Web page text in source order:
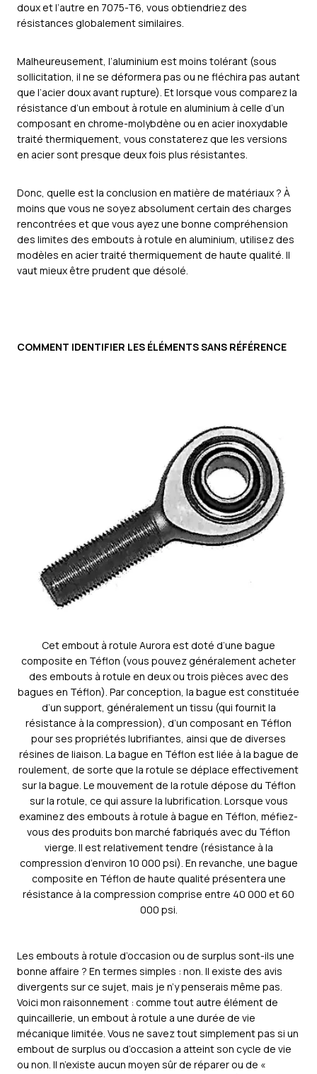
doux et l’autre en 7075-T6, vous obtiendriez des
résistances globalement similaires.
Malheureusement, l’aluminium est moins tolérant (sous
sollicitation, il ne se déformera pas ou ne fléchira pas autant
que l’acier doux avant rupture). Et lorsque vous comparez la
résistance d’un embout à rotule en aluminium à celle d’un
composant en chrome-molybdène ou en acier inoxydable
traité thermiquement, vous constaterez que les versions
en acier sont presque deux fois plus résistantes.
Donc, quelle est la conclusion en matière de matériaux ? À
moins que vous ne soyez absolument certain des charges
rencontrées et que vous ayez une bonne compréhension
des limites des embouts à rotule en aluminium, utilisez des
modèles en acier traité thermiquement de haute qualité. Il
vaut mieux être prudent que désolé.
COMMENT IDENTIFIER LES ÉLÉMENTS SANS RÉFÉRENCE
Cet embout à rotule Aurora est doté d’une bague
composite en Téflon (vous pouvez généralement acheter
des embouts à rotule en deux ou trois pièces avec des
bagues en Téflon). Par conception, la bague est constituée
d’un support, généralement un tissu (qui fournit la
résistance à la compression), d’un composant en Téflon
pour ses propriétés lubrifiantes, ainsi que de diverses
résines de liaison. La bague en Téflon est liée à la bague de
roulement, de sorte que la rotule se déplace effectivement
sur la bague. Le mouvement de la rotule dépose du Téflon
sur la rotule, ce qui assure la lubrification. Lorsque vous
examinez des embouts à rotule à bague en Téflon, méfiez-
vous des produits bon marché fabriqués avec du Téflon
vierge. Il est relativement tendre (résistance à la
compression d’environ 10 000 psi). En revanche, une bague
composite en Téflon de haute qualité présentera une
résistance à la compression comprise entre 40 000 et 60
000 psi.
Les embouts à rotule d’occasion ou de surplus sont-ils une
bonne affaire ? En termes simples : non. Il existe des avis
divergents sur ce sujet, mais je n’y penserais même pas.
Voici mon raisonnement : comme tout autre élément de
quincaillerie, un embout à rotule a une durée de vie
mécanique limitée. Vous ne savez tout simplement pas si un
embout de surplus ou d’occasion a atteint son cycle de vie
ou non. Il n’existe aucun moyen sûr de réparer ou de «